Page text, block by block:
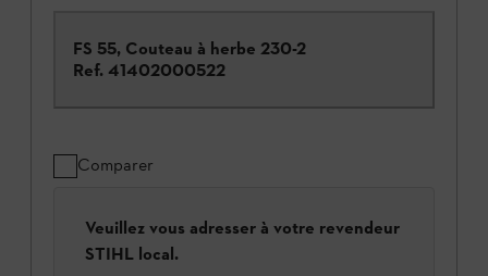
FS 55, Couteau à herbe 230-2
Ref. 41402000522
Comparer
Veuillez vous adresser à votre revendeur
STIHL local.